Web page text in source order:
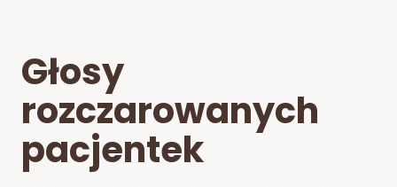
Głosy
rozczarowanych
pacjentek